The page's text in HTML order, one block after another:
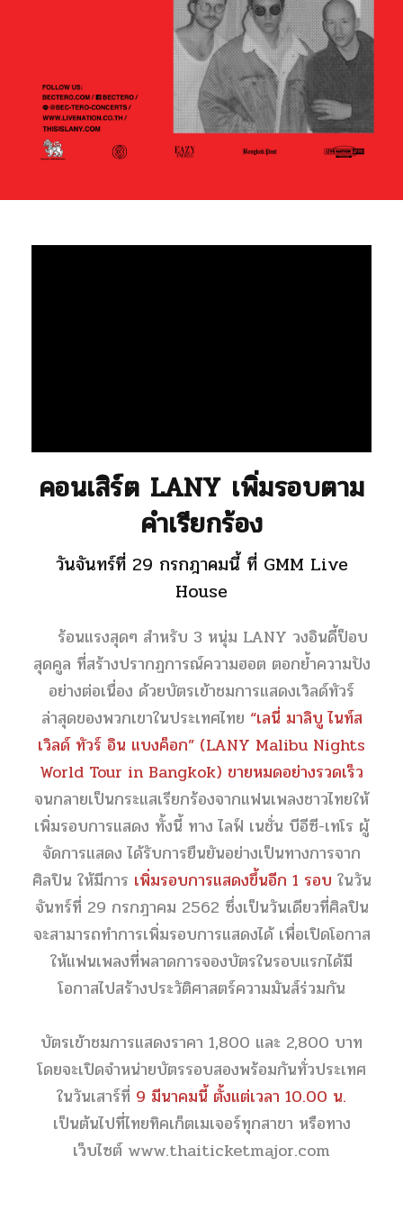
คอนเสิร์ต LANY เพิ่มรอบตาม
คำเรียกร้อง
วันจันทร์ที่ 29 กรกฎาคมนี้ ที่ GMM Live
House
ร้อนแรงสุดๆ สำหรับ 3 หนุ่ม LANY วงอินดี้ป็อบ
สุดคูล ที่สร้างปรากฏการณ์ความฮอต ตอกย้ำความปัง
อย่างต่อเนื่อง ด้วยบัตรเข้าชมการแสดงเวิลด์ทัวร์
ล่าสุดของพวกเขาในประเทศไทย “เลนี่ มาลิบู ไนท์ส
เวิลด์ ทัวร์ อิน แบงค็อก” (LANY Malibu Nights
World Tour in Bangkok) ขายหมดอย่างรวดเร็ว
จนกลายเป็นกระแสเรียกร้องจากแฟนเพลงชาวไทยให้
เพิ่มรอบการแสดง ทั้งนี้ ทาง ไลฟ์ เนชั่น บีอีซี-เทโร ผู้
จัดการแสดง ได้รับการยืนยันอย่างเป็นทางการจาก
ศิลปิน ให้มีการ เพิ่มรอบการแสดงขึ้นอีก 1 รอบ ในวัน
จันทร์ที่ 29 กรกฎาคม 2562 ซึ่งเป็นวันเดียวที่ศิลปิน
จะสามารถทำการเพิ่มรอบการแสดงได้ เพื่อเปิดโอกาส
ให้แฟนเพลงที่พลาดการจองบัตรในรอบแรกได้มี
โอกาสไปสร้างประวัติศาสตร์ความมันส์ร่วมกัน
บัตรเข้าชมการแสดงราคา 1,800 และ 2,800 บาท
โดยจะเปิดจำหน่ายบัตรรอบสองพร้อมกันทั่วประเทศ
ในวันเสาร์ที่ 9 มีนาคมนี้ ตั้งแต่เวลา 10.00 น.
เป็นต้นไปที่ไทยทิคเก็ตเมเจอร์ทุกสาขา หรือทาง
เว็บไซต์ www.thaiticketmajor.com